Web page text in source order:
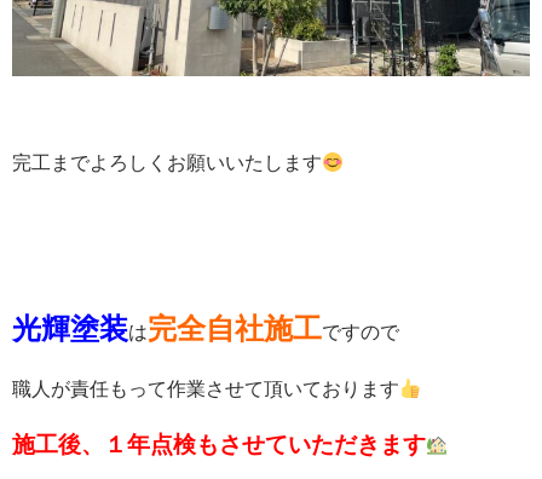
完工までよろしくお願いいたします
光輝塗装は完全自社施工ですので
職人が責任もって作業させて頂いております
施工後、１年点検もさせていただきます